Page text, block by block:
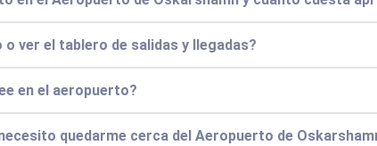
ver el tablero de salidas y llegadas?
en el aeropuerto?
quedarme cerca del Aeropuerto de